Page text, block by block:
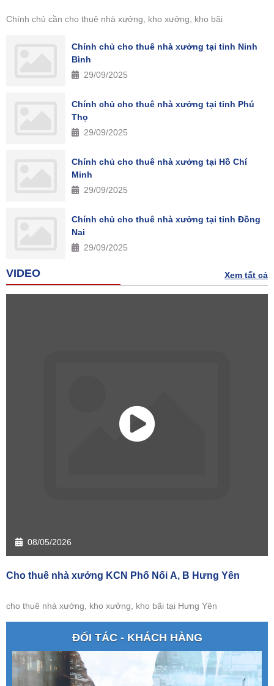
Chính chủ cần cho thuê nhà xưởng, kho xưởng, kho bãi
Chính chủ cho thuê nhà xưởng tại tỉnh Ninh
Bình
29/09/2025
Chính chủ cho thuê nhà xưởng tại tỉnh Phú
Thọ
29/09/2025
Chính chủ cho thuê nhà xưởng tại Hồ Chí
Minh
29/09/2025
Chính chủ cho thuê nhà xưởng tại tỉnh Đồng
Nai
29/09/2025
VIDEO Xem tất cả
08/05/2026
Cho thuê nhà xưởng KCN Phố Nối A, B Hưng Yên
cho thuê nhà xưởng, kho xưởng, kho bãi tại Hưng Yên
ĐỐI TÁC - KHÁCH HÀNG